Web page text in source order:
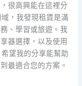
很高興能在這裡分
，我發現租賃是滿
、學習或旅遊。我
器選擇，以及使用
望我的分享能幫助
最適合您的方案。